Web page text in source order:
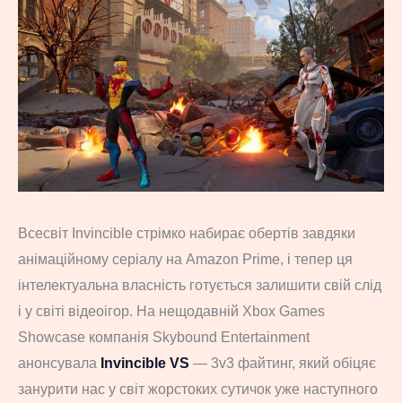
Всесвіт Invincible стрімко набирає обертів завдяки
анімаційному серіалу на Amazon Prime, і тепер ця
інтелектуальна власність готується залишити свій слід
і у світі відеоігор. На нещодавній Xbox Games
Showcase компанія Skybound Entertainment
анонсувала Invincible VS — 3v3 файтинг, який обіцяє
занурити нас у світ жорстоких сутичок уже наступного